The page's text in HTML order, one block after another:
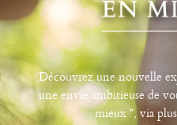
Découvrez une nouvelle
une envie ambitieuse de
mieux ”, via